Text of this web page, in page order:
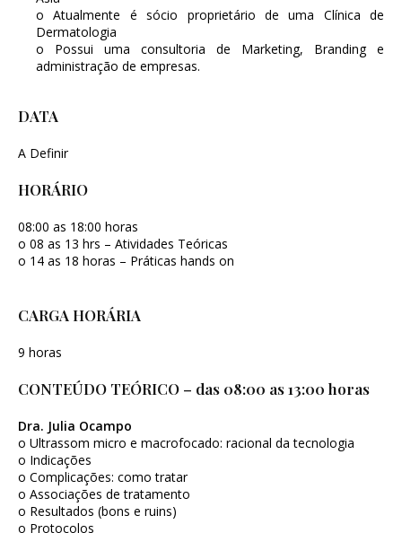
o Atualmente é sócio proprietário de uma Clínica de
Dermatologia
o Possui uma consultoria de Marketing, Branding e
administração de empresas.
DATA
A Definir
HORÁRIO
08:00 as 18:00 horas
o 08 as 13 hrs – Atividades Teóricas
o 14 as 18 horas – Práticas hands on
CARGA HORÁRIA
9 horas
CONTEÚDO TEÓRICO – das 08:00 as 13:00 horas
Dra. Julia Ocampo
o Ultrassom micro e macrofocado: racional da tecnologia
o Indicações
o Complicações: como tratar
o Associações de tratamento
o Resultados (bons e ruins)
o Protocolos